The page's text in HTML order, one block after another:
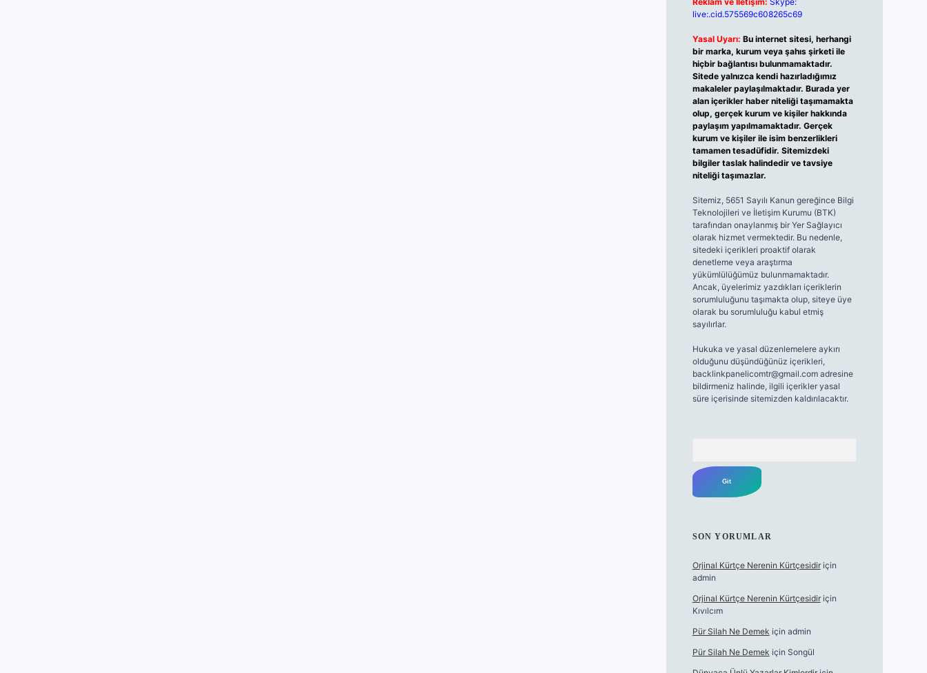
live:.cid.575569c608265c69
Yasal Uyarı: Bu internet sitesi, herhangi
bir marka, kurum veya şahıs şirketi ile
hiçbir bağlantısı bulunmamaktadır.
Sitede yalnızca kendi hazırladığımız
makaleler paylaşılmaktadır. Burada yer
alan içerikler haber niteliği taşımamakta
olup, gerçek kurum ve kişiler hakkında
paylaşım yapılmamaktadır. Gerçek
kurum ve kişiler ile isim benzerlikleri
tamamen tesadüfidir. Sitemizdeki
bilgiler taslak halindedir ve tavsiye
niteliği taşımazlar.
Sitemiz, 5651 Sayılı Kanun gereğince Bilgi
Teknolojileri ve İletişim Kurumu (BTK)
tarafından onaylanmış bir Yer Sağlayıcı
olarak hizmet vermektedir. Bu nedenle,
sitedeki içerikleri proaktif olarak
denetleme veya araştırma
yükümlülüğümüz bulunmamaktadır.
Ancak, üyelerimiz yazdıkları içeriklerin
sorumluluğunu taşımakta olup, siteye üye
olarak bu sorumluluğu kabul etmiş
sayılırlar.
Hukuka ve yasal düzenlemelere aykırı
olduğunu düşündüğünüz içerikleri,
backlinkpanelicomtr@gmail.comadresine
bildirmeniz halinde, ilgili içerikler yasal
süre içerisinde sitemizden kaldırılacaktır.
SON YORUMLAR
Orjinal Kürtçe Nerenin Kürtçesidiriçin
admin
Orjinal Kürtçe Nerenin Kürtçesidiriçin
Kıvılcım
Pür Silah Ne Demek için admin
Pür Silah Ne Demek için Songül